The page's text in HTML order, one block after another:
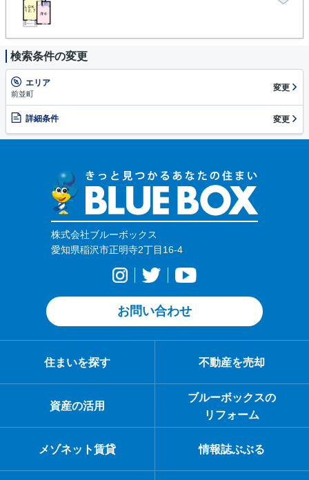
検索条件の変更
エリア
前並町
変更
詳細条件 変更
株式会社ブルーボックス
愛知県稲沢市正明寺2丁目16-4
お問い合わせ
住まいを探す 不動産を売却
資産の活用
ブルーボックスの
リフォーム
メゾネット賃貸 情報誌ぶぶる